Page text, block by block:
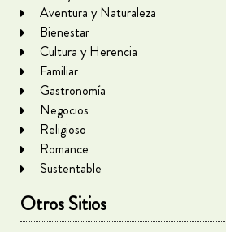
Aventura y Naturaleza
Bienestar
Cultura y Herencia
Familiar
Gastronomía
Negocios
Religioso
Romance
Sustentable
Otros Sitios